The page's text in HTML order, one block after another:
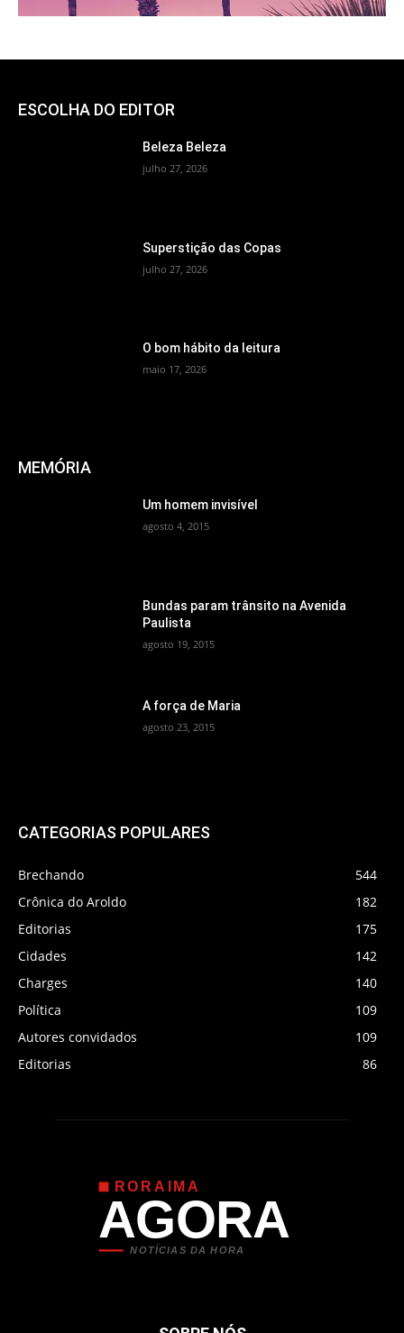
ESCOLHA DO EDITOR
Beleza Beleza
julho 27, 2026
Superstição das Copas
julho 27, 2026
O bom hábito da leitura
maio 17, 2026
MEMÓRIA
Um homem invisível
agosto 4, 2015
Bundas param trânsito na Avenida
Paulista
agosto 19, 2015
A força de Maria
agosto 23, 2015
CATEGORIAS POPULARES
Brechando
544
Crônica do Aroldo
182
Editorias
175
Cidades
142
Charges
140
Política
109
Autores convidados
109
Editorias
86
RORAIMA
AGORA
NOTÍCIAS DA HORA